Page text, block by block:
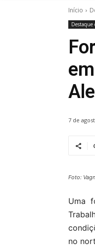
Início
Destaque
7 de
Foto:
Uma
no